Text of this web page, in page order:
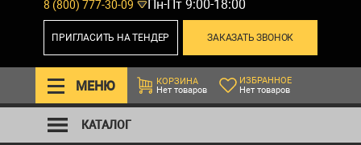
8 (800) 777-30-09
Пн-Пт 9:00-18:00
ЗАКАЗАТЬ ЗВОНОК
ПРИГЛАСИТЬ НА ТЕНДЕР
МЕНЮ
КОРЗИНА
Нет товаров
ИЗБРАННОЕ
Нет товаров
КАТАЛОГ